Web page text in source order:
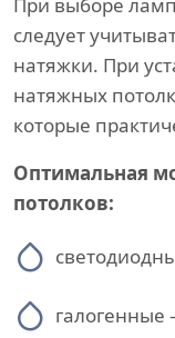
следует
натяжки. При
натяжных
которые
Оптимальная
потолков:
галогенные